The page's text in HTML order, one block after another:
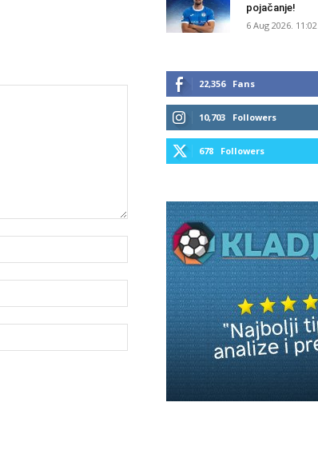
pojačanje!
6 Aug 2026. 11:02
22,356 Fans
10,703 Followers
678 Followers